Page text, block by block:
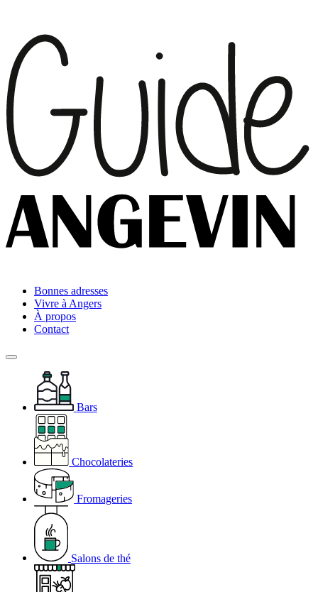
Bonnes adresses
Vivre à Angers
À propos
Contact
Bars
Chocolateries
Fromageries
Salons de thé